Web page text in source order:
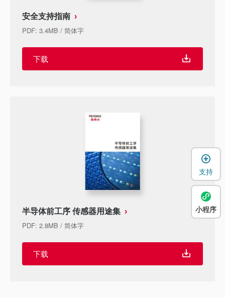
安全支持指南
PDF: 3.4MB / 简体字
下载
半导体前工序 传感器用途集
PDF: 2.8MB / 简体字
下载
支持
小程序